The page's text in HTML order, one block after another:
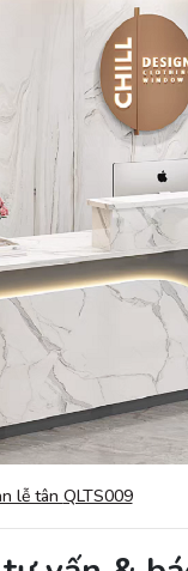
lễ tân QLTS009